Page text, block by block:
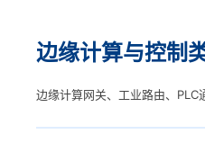
边缘计算与控制
边缘计算网关、工业路由、PLC